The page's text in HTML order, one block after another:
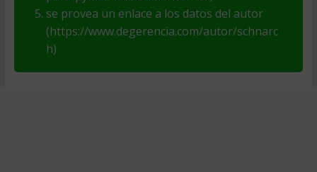
se provea un enlace a los datos del autor
(https://www.degerencia.com/autor/schnarc
h)